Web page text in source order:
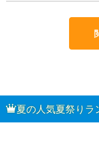
夏の人気夏祭りラ